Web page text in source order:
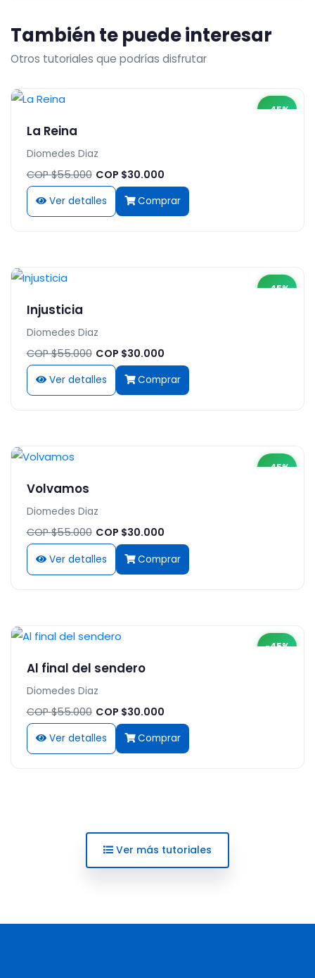
También te puede interesar
Otros tutoriales que podrías disfrutar
-45%
La Reina
Diomedes Diaz
COP $55.000 COP $30.000
Ver detalles Comprar
-45%
Injusticia
Diomedes Diaz
COP $55.000 COP $30.000
Ver detalles Comprar
-45%
Volvamos
Diomedes Diaz
COP $55.000 COP $30.000
Ver detalles Comprar
-45%
Al final del sendero
Diomedes Diaz
COP $55.000 COP $30.000
Ver detalles Comprar
Ver más tutoriales